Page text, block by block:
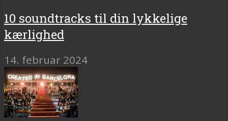
10 soundtracks til din lykkelige
kærlighed
14. februar 2024